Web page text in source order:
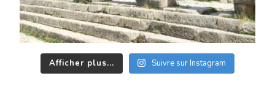
Afficher plus... Suivre sur Instagram